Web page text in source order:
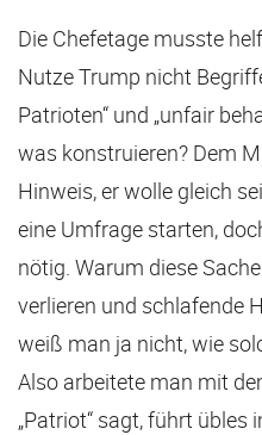
Die Chefetage musste
Nutze Trump nicht
Patrioten“ und „unfair
was konstruieren? Dem
Hinweis, er wolle gleich
eine Umfrage starten,
nötig. Warum diese
verlieren und schlafende
weiß man ja nicht, wie
Also arbeitete man mit
„Patriot“ sagt, führt übles